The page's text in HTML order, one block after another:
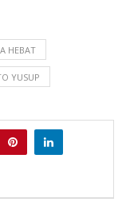
HEBAT
YUSUP